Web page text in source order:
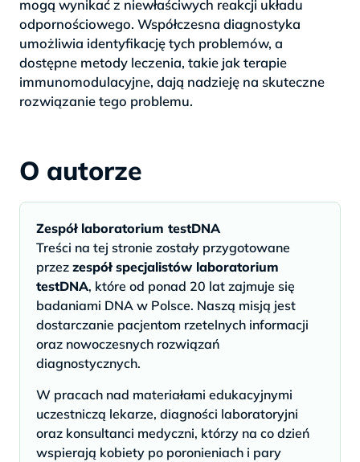
mogą wynikać z niewłaściwych reakcji układu
odpornościowego. Współczesna diagnostyka
umożliwia identyfikację tych problemów, a
dostępne metody leczenia, takie jak terapie
immunomodulacyjne, dają nadzieję na skuteczne
rozwiązanie tego problemu.
O autorze
Zespół laboratorium testDNA
Treści na tej stronie zostały przygotowane
przez zespół specjalistów laboratorium
testDNA, które od ponad 20 lat zajmuje się
badaniami DNA w Polsce. Naszą misją jest
dostarczanie pacjentom rzetelnych informacji
oraz nowoczesnych rozwiązań
diagnostycznych.
W pracach nad materiałami edukacyjnymi
uczestniczą lekarze, diagności laboratoryjni
oraz konsultanci medyczni, którzy na co dzień
wspierają kobiety po poronieniach i pary